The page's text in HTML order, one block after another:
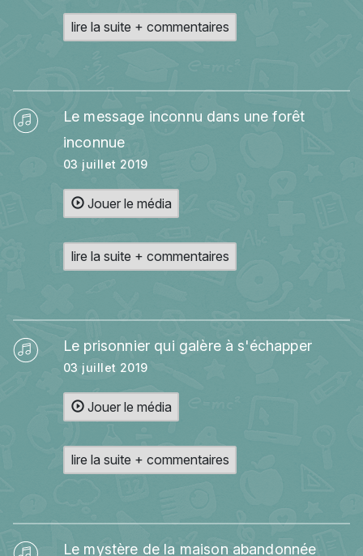
lire la suite + commentaires
Le message inconnu dans une forêt
inconnue
03 juillet 2019
Jouer le média
lire la suite + commentaires
Le prisonnier qui galère à s'échapper
03 juillet 2019
Jouer le média
lire la suite + commentaires
Le mystère de la maison abandonnée